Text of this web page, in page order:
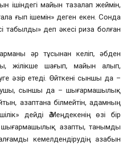
ішіндегі майын тазалап жеймін,
ғып ішемін» деген екен. Сонда
табылды» деп әкесі риза болған
әр тұсынан келіп, әбден
жілікше шағып, майын алып,
әзір етеді. Өйткені сыншы да –
сыншы да – шығармашылық
азаптана білмейтін, адамның
дейді Ә.Меңдекенің өзі бір
азапты, танымды
кемелдендірудің азабын